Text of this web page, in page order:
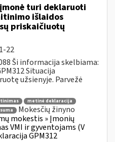
turi deklaruoti
išlaidos
priskaičiuotų
22
Ši informacija skelbiama:
Situacija
užsienyje. Parvežė
metinė deklaracija
Mokesčių žinyno
mokestis » Įmonių
VMI ir gyventojams (V
GPM312